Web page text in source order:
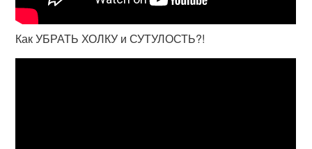
Как УБРАТЬ ХОЛКУ и СУТУЛОСТЬ?!